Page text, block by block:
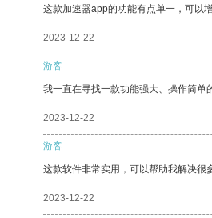
这款加速器app的功能有点单一，可以
2023-12-22
游客
我一直在寻找一款功能强大、操作简单
2023-12-22
游客
这款软件非常实用，可以帮助我解决很
2023-12-22